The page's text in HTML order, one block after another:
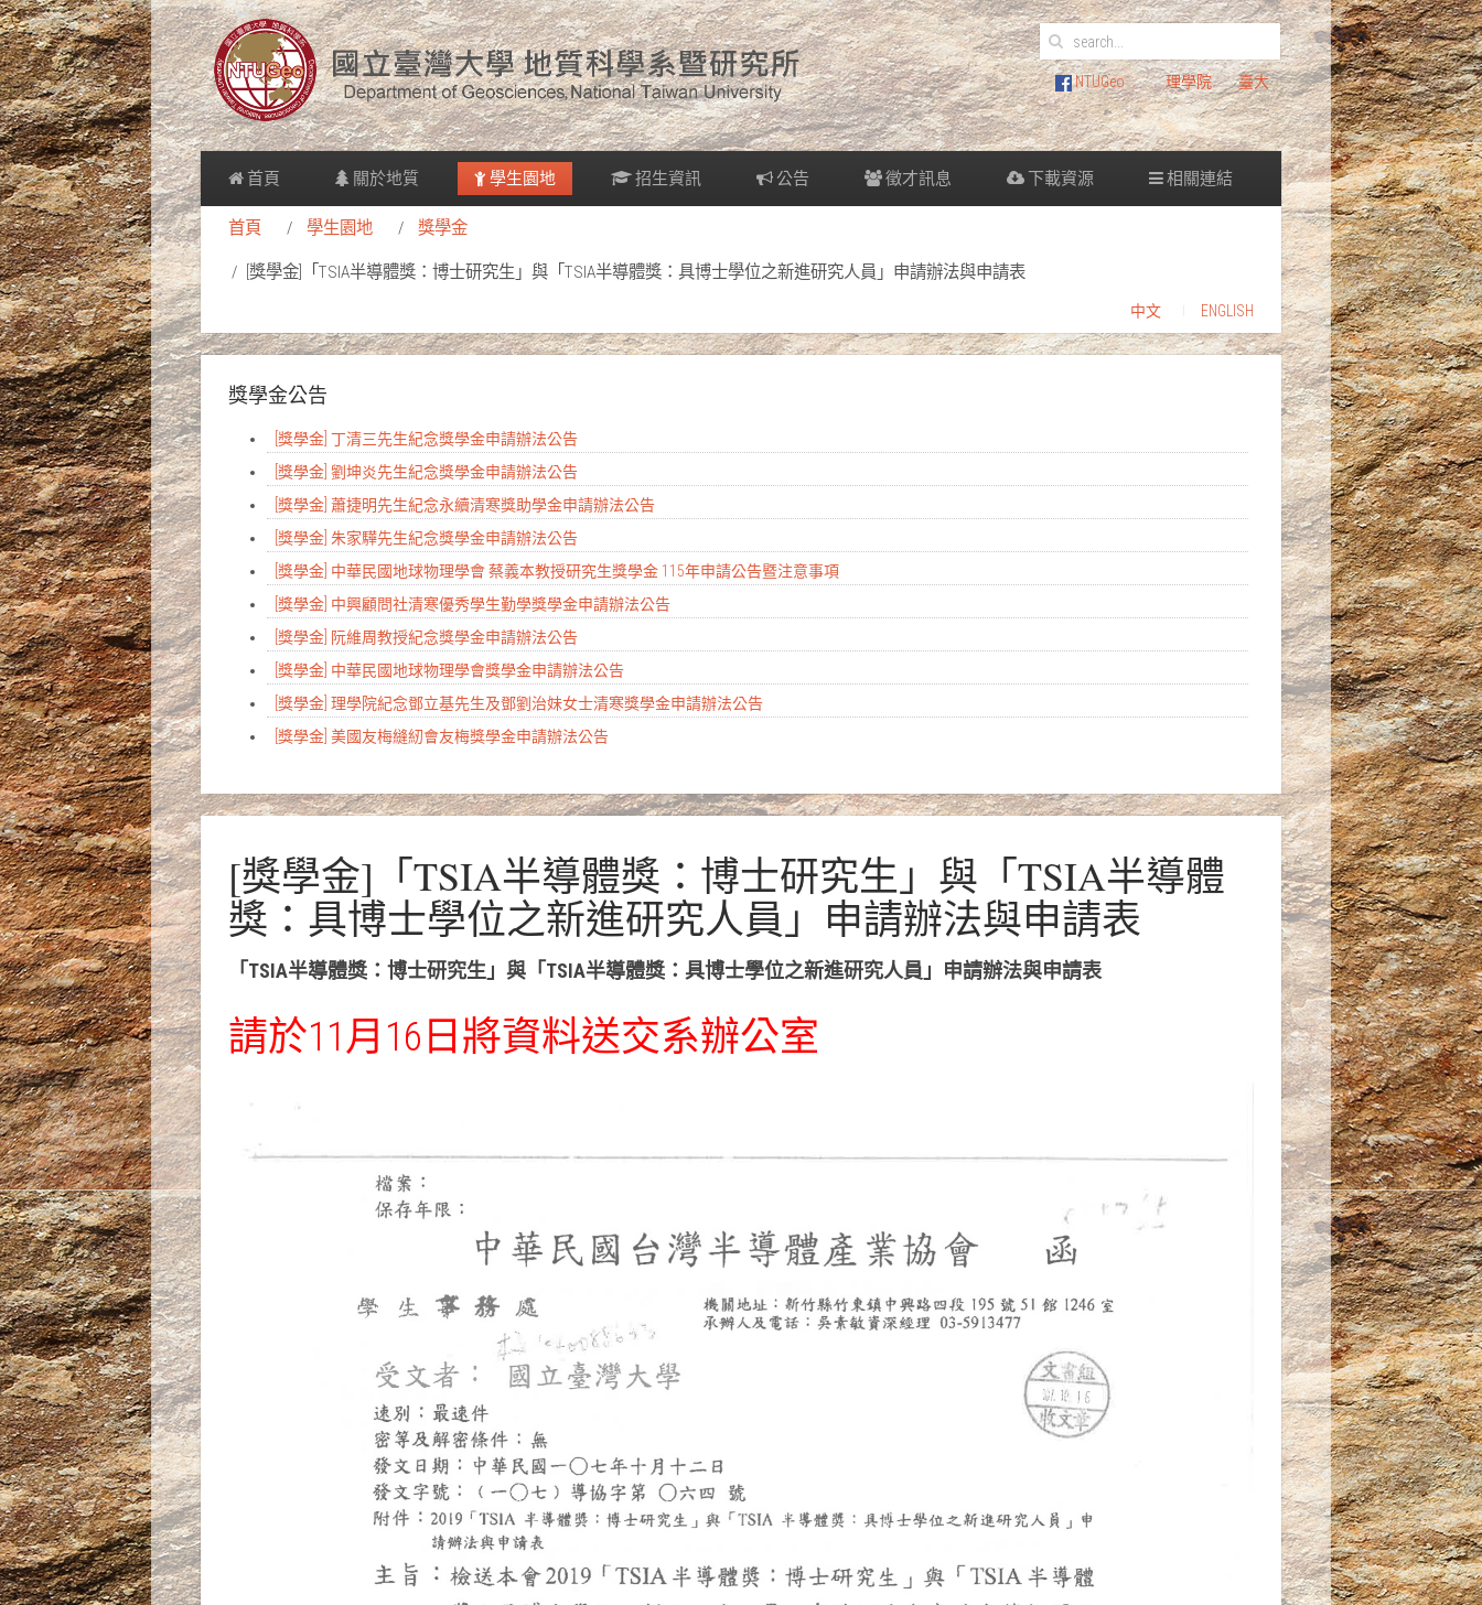
NTUGeo 理學院 臺大
首頁 關於地質 學生園地 招生資訊 公告 徵才訊息 下載資源 相關連結
首頁 學生園地 獎學金
[獎學金]「TSIA半導體獎：博士研究生」與「TSIA半導體獎：具博士學位之新進研究人員」申請辦法與申請表
中文 ENGLISH
獎學金公告
[獎學金] 丁清三先生紀念獎學金申請辦法公告
[獎學金] 劉坤炎先生紀念獎學金申請辦法公告
[獎學金] 蕭捷明先生紀念永續清寒獎助學金申請辦法公告
[獎學金] 朱家驊先生紀念獎學金申請辦法公告
[獎學金] 中華民國地球物理學會 蔡義本教授研究生獎學金 115年申請公告暨注意事項
[獎學金] 中興顧問社清寒優秀學生勤學獎學金申請辦法公告
[獎學金] 阮維周教授紀念獎學金申請辦法公告
[獎學金] 中華民國地球物理學會獎學金申請辦法公告
[獎學金] 理學院紀念鄧立基先生及鄧劉治妹女士清寒獎學金申請辦法公告
[獎學金] 美國友梅縫紉會友梅獎學金申請辦法公告
[獎學金]「TSIA半導體獎：博士研究生」與「TSIA半導體
獎：具博士學位之新進研究人員」申請辦法與申請表
「TSIA半導體獎：博士研究生」與「TSIA半導體獎：具博士學位之新進研究人員」申請辦法與申請表
請於11月16日將資料送交系辦公室